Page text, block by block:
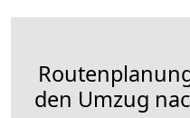
den Umzug